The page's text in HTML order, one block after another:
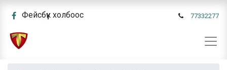
Фейсбүүк холбоос 77332277